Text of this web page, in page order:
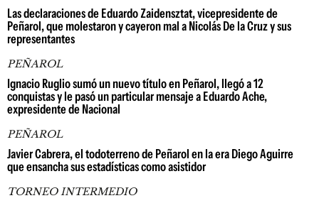
Las declaraciones de Eduardo Zaidensztat, vicepresidente de
Peñarol, que molestaron y cayeron mal a Nicolás De la Cruz y sus
representantes
PEÑAROL
Ignacio Ruglio sumó un nuevo título en Peñarol, llegó a 12
conquistas y le pasó un particular mensaje a Eduardo Ache,
expresidente de Nacional
PEÑAROL
Javier Cabrera, el todoterreno de Peñarol en la era Diego Aguirre
que ensancha sus estadísticas como asistidor
TORNEO INTERMEDIO